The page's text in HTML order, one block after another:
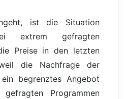
ist die Situation
extrem gefragten
Preise in den letzten
die Nachfrage der
begrenztes Angebot
Programmen